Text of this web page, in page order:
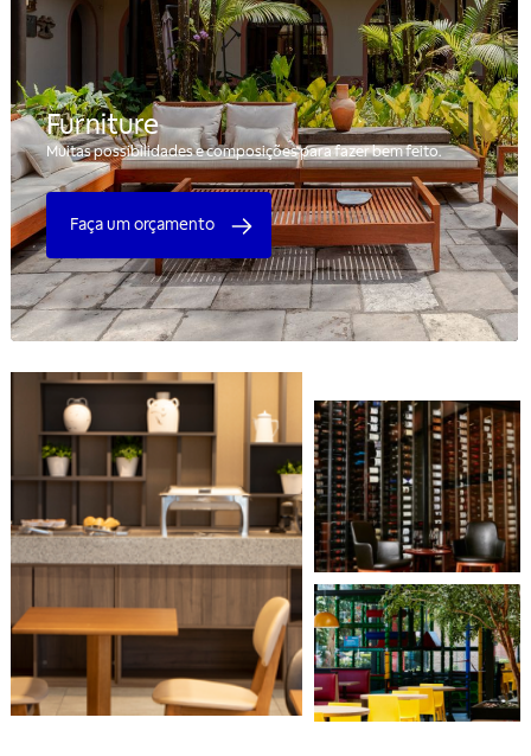
Furniture
Muitas possibilidades e composições para fazer bem feito.
Faça um orçamento